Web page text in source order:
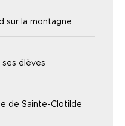
sur la montagne
ses élèves
de Sainte-Clotilde